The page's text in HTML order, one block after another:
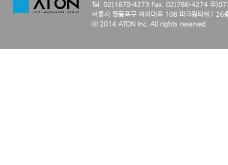
Tel. 02)1670-4273 Fax. 02)786-4274 우
서울시 영등포구 여의대로 108 파크원타워1 26
ⓒ 2014 ATON Inc. All rights reserved